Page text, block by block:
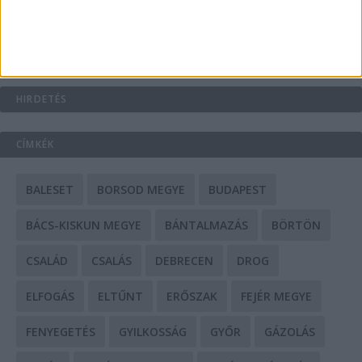
HIRDETÉS
CÍMKÉK
BALESET BORSOD MEGYE BUDAPEST
BÁCS-KISKUN MEGYE BÁNTALMAZÁS BÖRTÖN
CSALÁD CSALÁS DEBRECEN DROG
ELFOGÁS ELTŰNT ERŐSZAK FEJÉR MEGYE
FENYEGETÉS GYILKOSSÁG GYŐR GÁZOLÁS